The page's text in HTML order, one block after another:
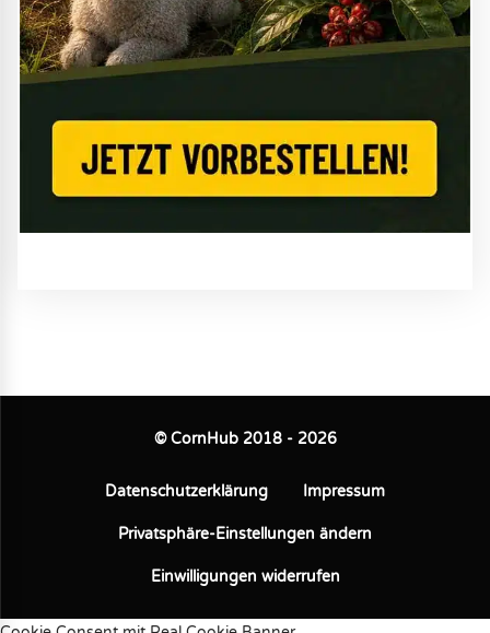
© CornHub 2018 - 2026
Datenschutzerklärung Impressum
Privatsphäre-Einstellungen ändern
Einwilligungen widerrufen